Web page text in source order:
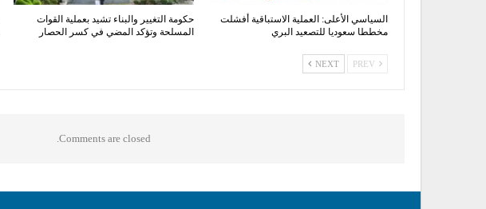
السياسي الأعلى: العملية الاستباقية أفشلت
مخططا سعوديا للتصعيد البري
حكومة التغيير والبناء تشيد بعملية القوات
المسلحة وتؤكد المضي في كسر الحصار
NEXT
Comments are closed.